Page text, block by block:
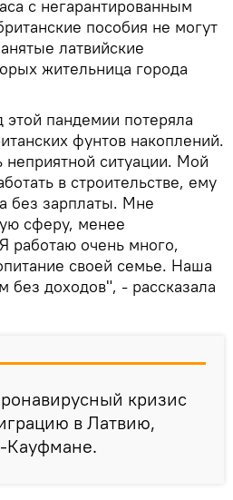
с негарантированным
пособия не могут
латвийские
жительница города
пандемии потеряла
фунтов накоплений.
ситуации. Мой
в строительстве, ему
без зарплаты. Мне
сферу, менее
работаю очень много,
своей семье. Наша
без доходов", - рассказала
кризис
в Латвию,
Кауфмане.